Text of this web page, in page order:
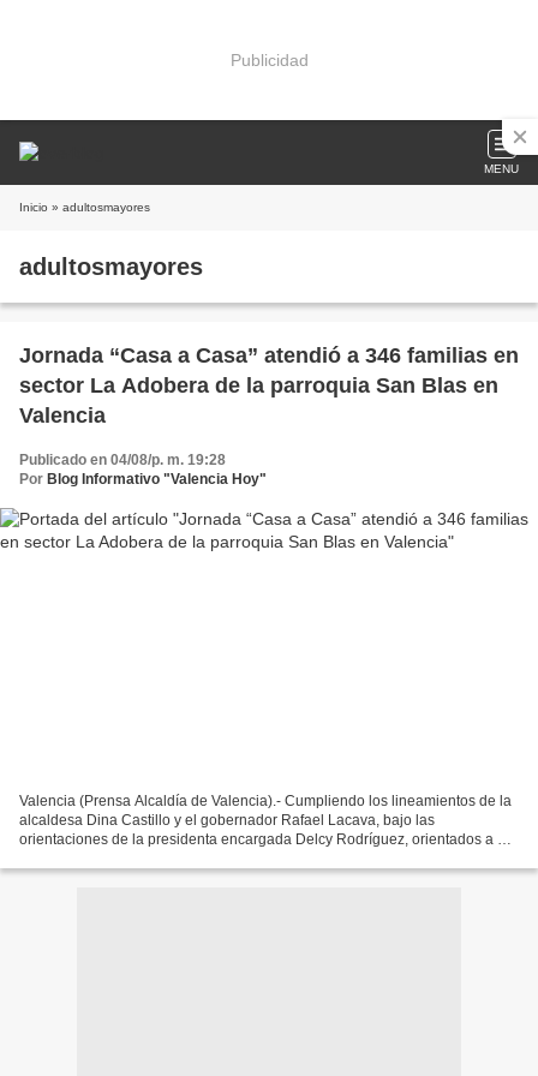
Publicidad
MENU
Inicio » adultosmayores
adultosmayores
Jornada “Casa a Casa” atendió a 346 familias en
sector La Adobera de la parroquia San Blas en
Valencia
Publicado en 04/08/p. m. 19:28
Por Blog Informativo "Valencia Hoy"
Valencia (Prensa Alcaldía de Valencia).- Cumpliendo los lineamientos de la
alcaldesa Dina Castillo y el gobernador Rafael Lacava, bajo las
orientaciones de la presidenta encargada Delcy Rodríguez, orientados a dar